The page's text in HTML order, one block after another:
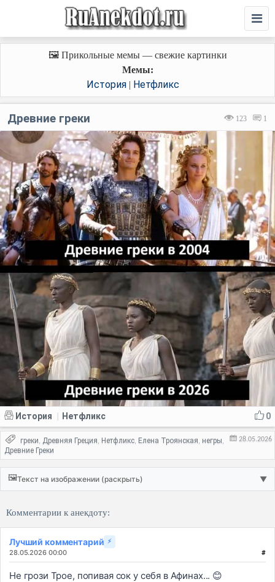
🖼️ Прикольные мемы — свежие картинки
Мемы:
История | Нетфликс
123 1
Древние греки
0
История Нетфликс
28.05.2026
греки, Древняя Греция, Нетфликс, Елена Троянская, негры,
Древние Греки
🖼️Текст на изображении (раскрыть) ▼
Комментарии к анекдоту:
Лучший комментарий ⚡
28.05.2026 00:00 #
Не грози Трое, попивая сок у себя в Афинах... 😊